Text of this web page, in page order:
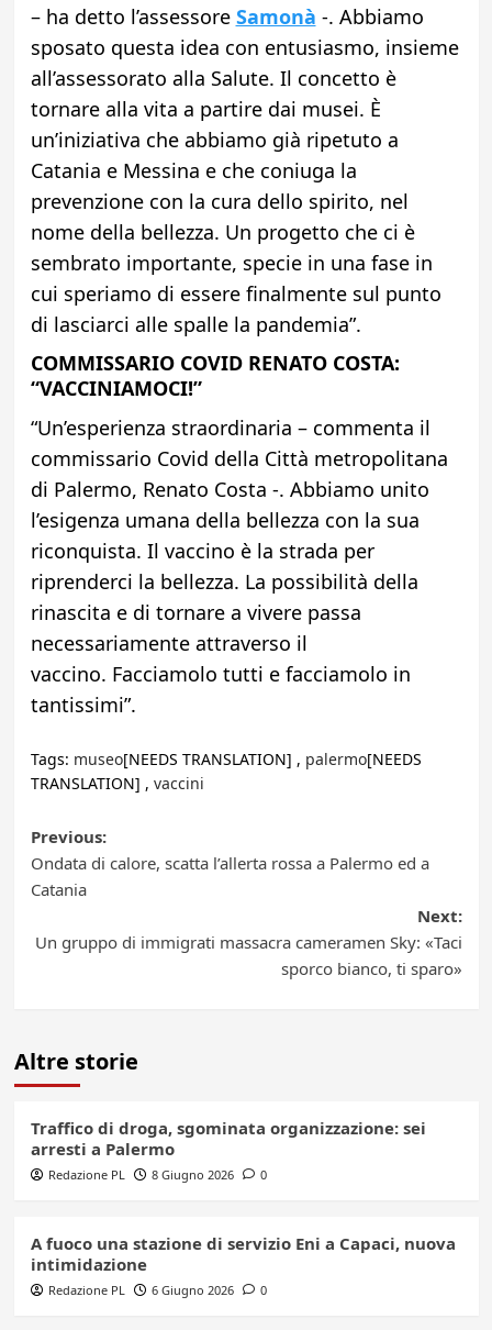
– ha detto l’assessore Samonà -. Abbiamo
sposato questa idea con entusiasmo, insieme
all’assessorato alla Salute. Il concetto è
tornare alla vita a partire dai musei. È
un’iniziativa che abbiamo già ripetuto a
Catania e Messina e che coniuga la
prevenzione con la cura dello spirito, nel
nome della bellezza. Un progetto che ci è
sembrato importante, specie in una fase in
cui speriamo di essere finalmente sul punto
di lasciarci alle spalle la pandemia”.
COMMISSARIO COVID RENATO COSTA:
“VACCINIAMOCI!”
“Un’esperienza straordinaria – commenta il
commissario Covid della Città metropolitana
di Palermo, Renato Costa -. Abbiamo unito
l’esigenza umana della bellezza con la sua
riconquista. Il vaccino è la strada per
riprenderci la bellezza. La possibilità della
rinascita e di tornare a vivere passa
necessariamente attraverso il
vaccino. Facciamolo tutti e facciamolo in
tantissimi”.
Tags: museo[NEEDS TRANSLATION] , palermo[NEEDS
TRANSLATION] , vaccini
Post
navigation
Previous:
Ondata di calore, scatta l’allerta rossa a Palermo ed a
Catania
Next:
Un gruppo di immigrati massacra cameramen Sky: «Taci
sporco bianco, ti sparo»
Altre storie
Traffico di droga, sgominata organizzazione: sei
arresti a Palermo
Redazione PL 8 Giugno 2026 0
A fuoco una stazione di servizio Eni a Capaci, nuova
intimidazione
Redazione PL 6 Giugno 2026 0